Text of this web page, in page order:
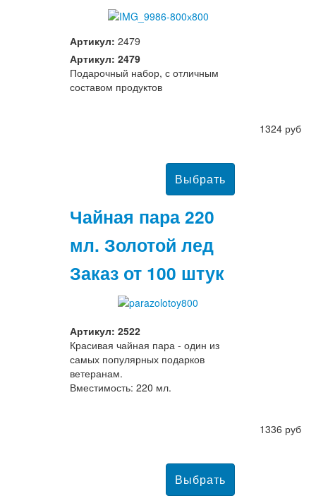
Артикул: 2479
Артикул: 2479
Подарочный набор, с отличным
составом продуктов
1324 руб
Чайная пара 220
мл. Золотой лед
Заказ от 100 штук
Артикул: 2522
Красивая чайная пара - один из
самых популярных подарков
ветеранам.
Вместимость: 220 мл.
1336 руб